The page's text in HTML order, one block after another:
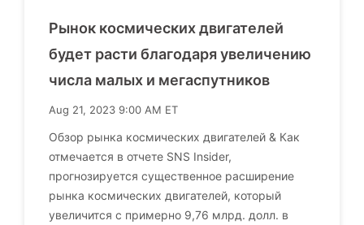
Рынок космических двигателей
будет расти благодаря увеличению
числа малых и мегаспутников
Aug 21, 2023 9:00 AM ET
Обзор рынка космических двигателей & Как
отмечается в отчете SNS Insider,
прогнозируется существенное расширение
рынка космических двигателей, который
увеличится с примерно 9,76 млрд. долл. в